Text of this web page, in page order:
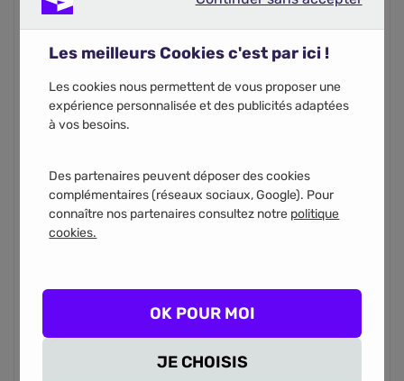
Vous recevrez votre recapitulatif de comparaison par
email. En renseignant votre numéro de téléphone, vous
acceptez d'être appelé par les partenaires d’assurance
Les meilleurs Cookies c'est par ici !
Les cookies nous permettent de vous proposer une
expérience personnalisée et des publicités adaptées
à vos besoins.
Des partenaires peuvent déposer des cookies
complémentaires (réseaux sociaux, Google). Pour
connaître nos partenaires consultez notre politique
cookies.
JE CHOISIS
OK POUR MOI
Continuer sans accepter